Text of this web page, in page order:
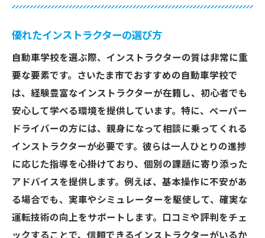
安全運転のための基礎知識
運転シミュレーションの活用
個別指導の利点
進捗に応じたプログラム調整
ペーパードライバーに最適さいたま市の自動車
学校で運転再開の第一歩を
ペーパードライバー教習の流れ
自信を持つための練習方法
運転再開に向けたステップ
忘れがちな交通ルールの復習
優れたインストラクターの選び方
自動車学校を選ぶ際、インストラクターの質は非常に重
要な要素です。さいたま市でおすすめの自動車学校で
は、経験豊富なインストラクターが在籍し、初心者でも
安心して学べる環境を提供しています。特に、ペーパー
ドライバーの方には、親身になって相談に乗ってくれる
インストラクターが必要です。彼らは一人ひとりの進捗
に応じた指導を心掛けており、個別の課題に寄り添った
アドバイスを提供します。例えば、基本操作に不安があ
る場合でも、実車やシミュレーターを駆使して、確実な
運転技術の向上をサポートします。口コミや評判をチェ
ックすることで、信頼できるインストラクターがいるか